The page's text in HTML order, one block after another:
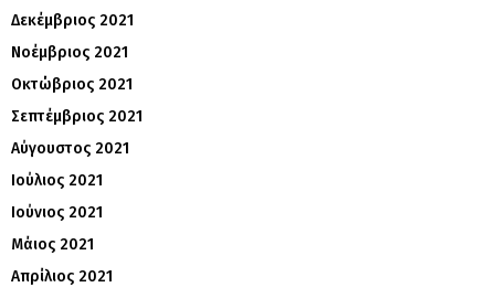
Δεκέμβριος 2021
Νοέμβριος 2021
Οκτώβριος 2021
Σεπτέμβριος 2021
Αύγουστος 2021
Ιούλιος 2021
Ιούνιος 2021
Μάιος 2021
Απρίλιος 2021